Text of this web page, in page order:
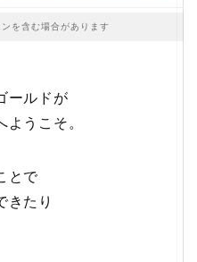
を含む場合があります
ールドが
うこそ。
とで
きたり